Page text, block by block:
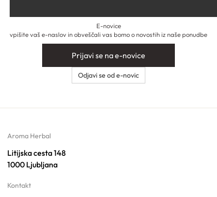
E-novice
vpišite vaš e-naslov in obveščali vas bomo o novostih iz naše ponudbe
Prijavi se na e-novice
Odjavi se od e-novic
Aroma Herbal
Litijska cesta 148
1000 Ljubljana
Kontakt